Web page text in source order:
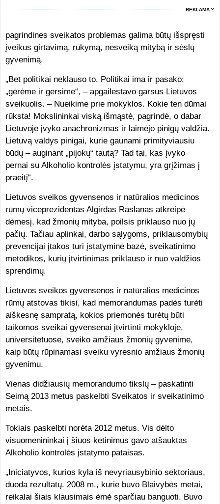
REKLAMA
pagrindines sveikatos problemas galima būtų išspręsti
įveikus girtavimą, rūkymą, nesveiką mitybą ir sėslų
gyvenimą.
„Bet politikai neklauso to. Politikai ima ir pasako:
„gėrėme ir gersime“, – apgailestavo garsus Lietuvos
sveikuolis. – Nueikime prie mokyklos. Kokie ten dūmai
rūksta! Mokslininkai viską išmąstė, pagrindė, o dabar
Lietuvoje įvyko anachronizmas ir laimėjo pinigų valdžia.
Lietuvą valdys pinigai, kurie gaunami primityviausiu
būdų – auginant „pijokų“ tautą? Tad tai, kas įvyko
pernai su Alkoholio kontrolės įstatymu, yra grįžimas į
praeitį“.
Lietuvos sveikos gyvensenos ir natūralios medicinos
rūmų viceprezidentas Algirdas Raslanas atkreipė
dėmesį, kad žmonių mityba, poilsis priklauso nuo jų
pačių. Tačiau aplinkai, darbo sąlygoms, priklausomybių
prevencijai įtakos turi įstatyminė bazė, sveikatinimo
metodikos, kurių įtvirtinimas priklauso ir nuo valdžios
sprendimų.
Lietuvos sveikos gyvensenos ir natūralios medicinos
rūmų atstovas tikisi, kad memorandumas padės turėti
aiškesnę sampratą, kokios priemonės turėtų būti
taikomos sveikai gyvensenai įtvirtinti mokykloje,
universitetuose, sveiko amžiaus žmonių gyvenime,
kaip būtų rūpinamasi sveiku vyresnio amžiaus žmonių
gyvenimu.
Vienas didžiausių memorandumo tikslų – paskatinti
Seimą 2013 metus paskelbti Sveikatos ir sveikatinimo
metais.
Tokiais paskelbti norėta 2012 metus. Vis dėlto
visuomenininkai į šiuos ketinimus gavo atšauktas
Alkoholio kontrolės įstatymo pataisas.
„Iniciatyvos, kurios kyla iš nevyriausybinio sektoriaus,
duoda rezultatų. 2008 m., kurie buvo Blaivybės metai,
reikalai šiais klausimais ėmė sparčiau banguoti. Buvo